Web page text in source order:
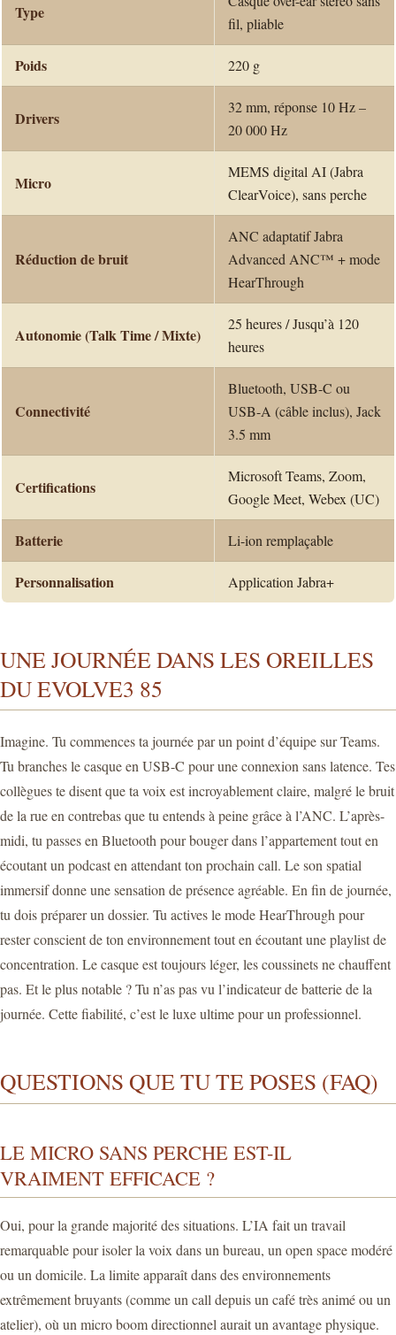
Type
fil, pliable
Poids 220 g
Drivers
32 mm, réponse 10 Hz –
20 000 Hz
Micro
MEMS digital AI (Jabra
ClearVoice), sans perche
Réduction de bruit
ANC adaptatif Jabra
Advanced ANC™ + mode
HearThrough
Autonomie (Talk Time / Mixte)
25 heures / Jusqu’à 120
heures
Connectivité
Bluetooth, USB-C ou
USB-A (câble inclus), Jack
3.5 mm
Certifications
Microsoft Teams, Zoom,
Google Meet, Webex (UC)
Batterie Li-ion remplaçable
Personnalisation Application Jabra+
UNE JOURNÉE DANS LES OREILLES
DU EVOLVE3 85
Imagine. Tu commences ta journée par un point d’équipe sur Teams.
Tu branches le casque en USB-C pour une connexion sans latence. Tes
collègues te disent que ta voix est incroyablement claire, malgré le bruit
de la rue en contrebas que tu entends à peine grâce à l’ANC. L’après-
midi, tu passes en Bluetooth pour bouger dans l’appartement tout en
écoutant un podcast en attendant ton prochain call. Le son spatial
immersif donne une sensation de présence agréable. En fin de journée,
tu dois préparer un dossier. Tu actives le mode HearThrough pour
rester conscient de ton environnement tout en écoutant une playlist de
concentration. Le casque est toujours léger, les coussinets ne chauffent
pas. Et le plus notable ? Tu n’as pas vu l’indicateur de batterie de la
journée. Cette fiabilité, c’est le luxe ultime pour un professionnel.
QUESTIONS QUE TU TE POSES (FAQ)
LE MICRO SANS PERCHE EST-IL
VRAIMENT EFFICACE ?
Oui, pour la grande majorité des situations. L’IA fait un travail
remarquable pour isoler la voix dans un bureau, un open space modéré
ou un domicile. La limite apparaît dans des environnements
extrêmement bruyants (comme un call depuis un café très animé ou un
atelier), où un micro boom directionnel aurait un avantage physique.